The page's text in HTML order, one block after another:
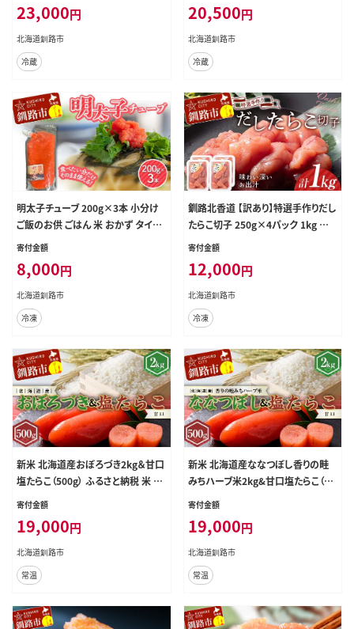
魚介類 魚介 海鮮 北海道 釧路 F4F-
8890
23,000円
北海道釧路市
冷蔵
魚介類 魚介 海鮮 北海道 釧路 F4F-
8891
20,500円
北海道釧路市
冷蔵
明太子チューブ 200g×3本 小分け
ご飯のお供 ごはん 米 おかず タイパ
時短 海鮮 魚介 グルメ 魚卵 卵 おつ
子 味付け明太子 人気 ランキング ギ
フト ふるさと 北海道 釧路市 F5F-01
47
寄付金額
8,000円
北海道釧路市
冷凍
釧路北香道 【訳あり】特選手作りだし
たらこ切子 250g×4パック 1kg 小
分け 魚卵 減塩 塩分制限 タラコ だ
弁当 魚介 白米 F4F-5116
寄付金額
12,000円
北海道釧路市
冷凍
新米 北海道産おぼろづき2kg＆甘口
塩たらこ（500g） ふるさと納税 米 お
ぼろづき たらこ 塩たらこ 甘口 F4F-7
寄付金額
19,000円
北海道釧路市
常温
新米 北海道産ななつぼし香りの畦
みちハーブ米2kg&甘口塩たらこ（50
0g） ふるさと納税 米 ななつぼし た
らこ 塩たらこ 甘口 F4F-7764
寄付金額
19,000円
北海道釧路市
常温